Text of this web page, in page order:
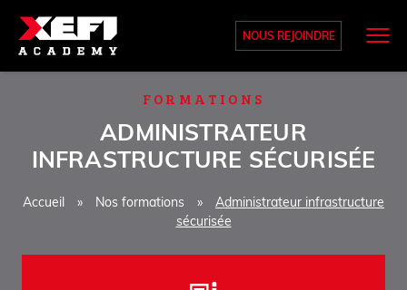
NOUS REJOINDRE
FORMATIONS
ADMINISTRATEUR
INFRASTRUCTURE SÉCURISÉE
Accueil » Nos formations »
Administrateur infrastructure
sécurisée